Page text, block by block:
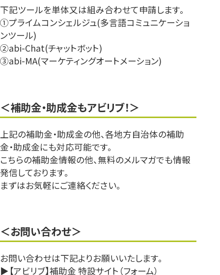
下記ツールを単体又は組み合わせて申請します。
①プライムコンシェルジュ(多言語コミュニケーショ
ンツール)
②abi-Chat(チャットボット)
③abi-MA(マーケティングオートメーション)
＜補助金・助成金もアビリブ！＞
上記の補助金・助成金の他、各地方自治体の補助
金・助成金にも対応可能です。
こちらの補助金情報の他、無料のメルマガでも情報
発信しております。
まずはお気軽にご連絡ください。
＜お問い合わせ＞
お問い合わせは下記よりお願いいたします。
▶【アビリブ】補助金 特設サイト（フォーム）